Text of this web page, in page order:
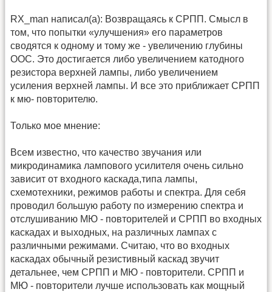
RX_man написал(а): Возвращаясь к СРПП. Смысл в
том, что попытки «улучшения» его параметров
сводятся к одному и тому же - увеличению глубины
ООС. Это достигается либо увеличением катодного
резистора верхней лампы, либо увеличением
усиления верхней лампы. И все это приближает СРПП
к мю- повторителю.
Только мое мнение:
Всем известно, что качество звучания или
микродинамика лампового усилителя очень сильно
зависит от входного каскада,типа лампы,
схемотехники, режимов работы и спектра. Для себя
проводил большую работу по измерению спектра и
отслушиванию МЮ - повторителей и СРПП во входных
каскадах и выходных, на различных лампах с
различными режимами. Считаю, что во входных
каскадах обычный резистивный каскад звучит
детальнее, чем СРПП и МЮ - повторители. СРПП и
МЮ - повторители лучше использовать как мощный